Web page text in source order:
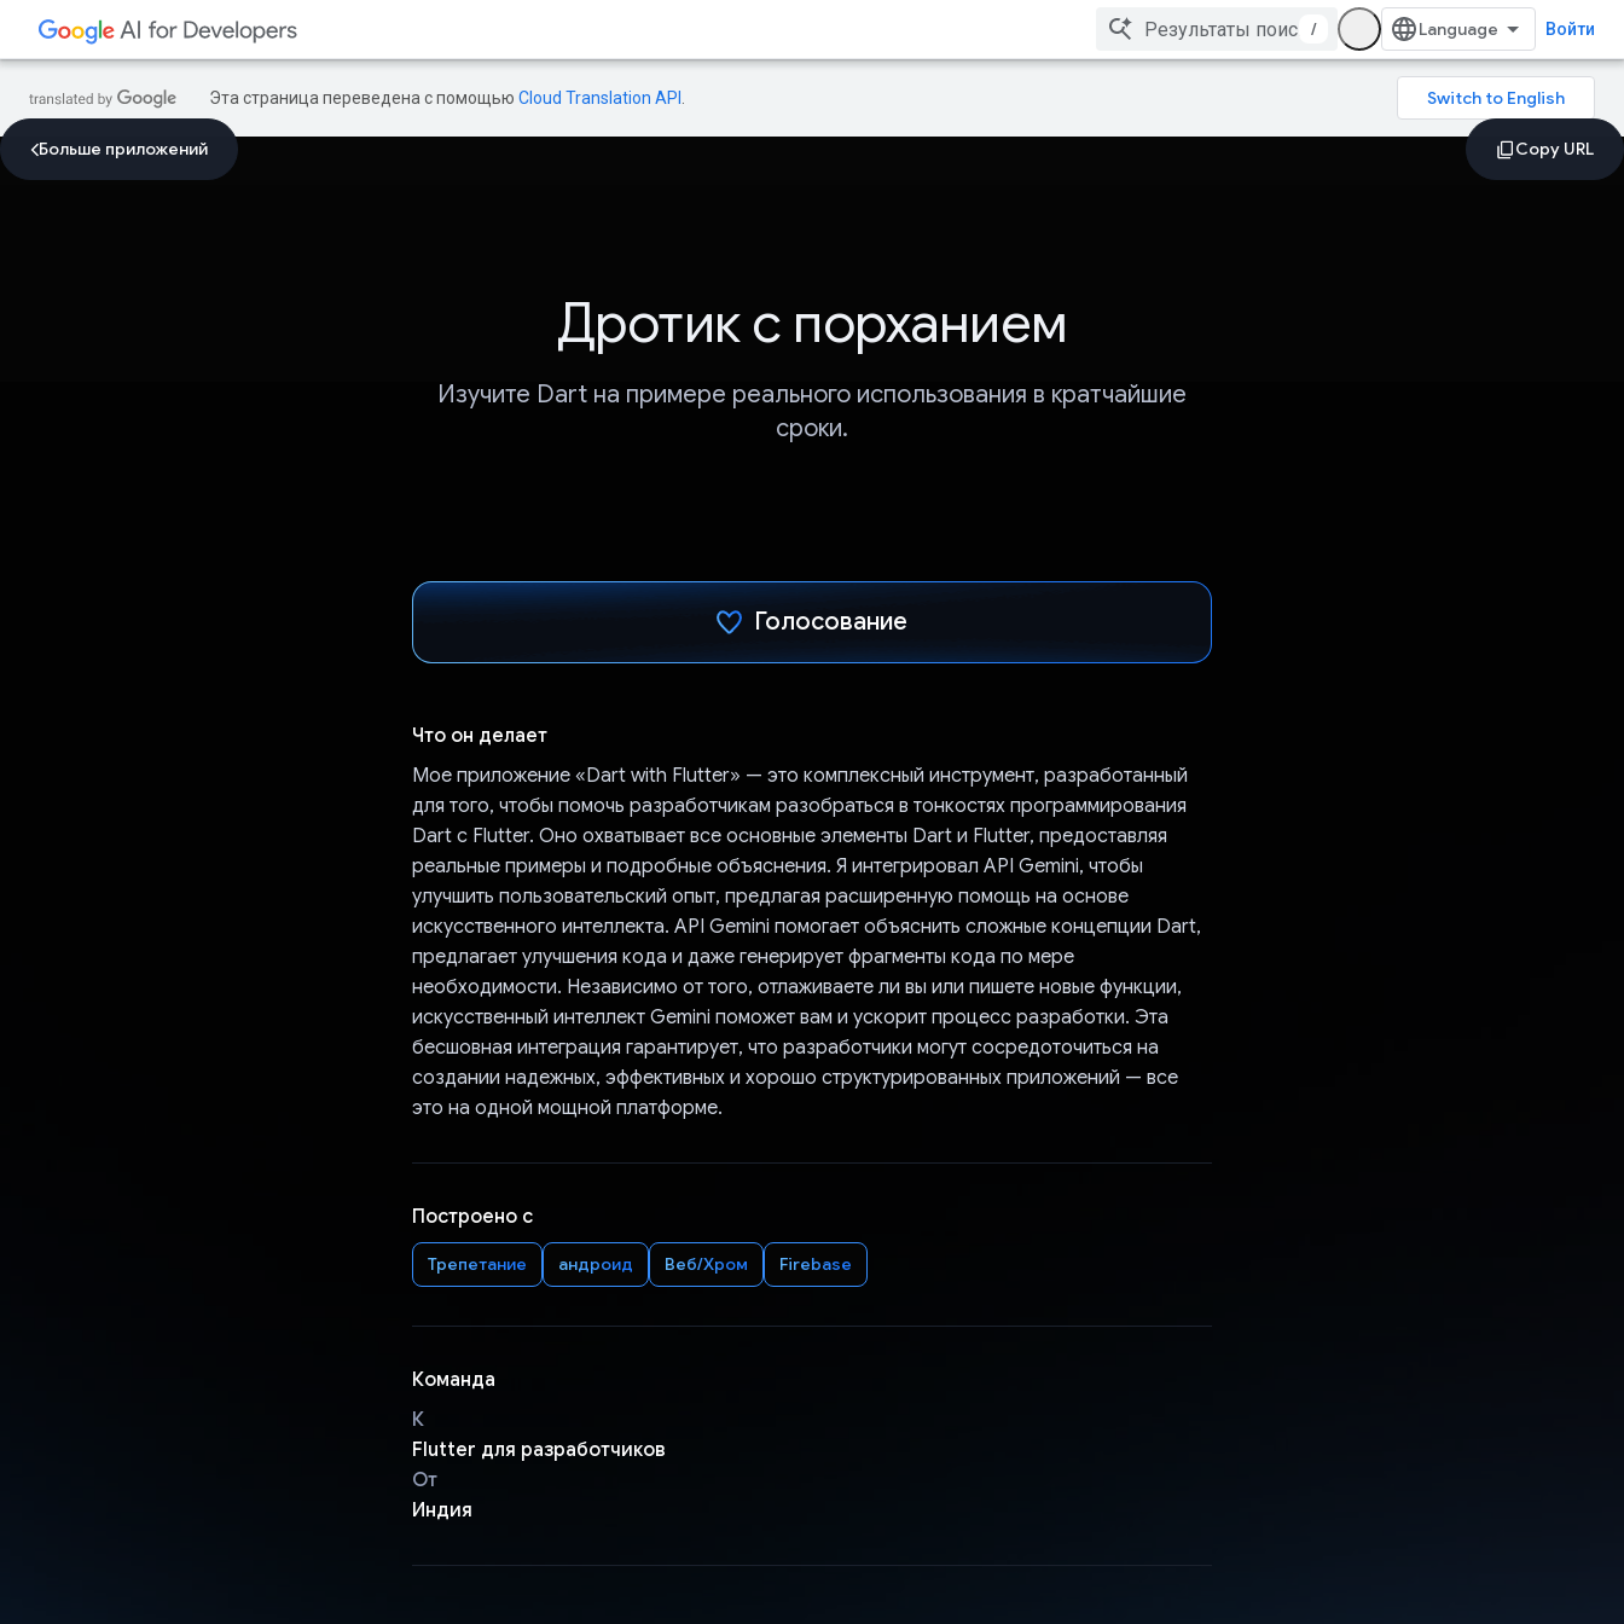
/ Войти
Эта страница переведена с помощью Cloud Translation API
Больше приложений
Дротик с порханием
Изучите Dart на примере реального использования в кратчайшие
сроки.
Голосование
Что он делает
Мое приложение «Dart with Flutter» — это комплексный инструмент, разработанный
для того, чтобы помочь разработчикам разобраться в тонкостях программирования
Dart с Flutter. Оно охватывает все основные элементы Dart и Flutter, предоставляя
реальные примеры и подробные объяснения. Я интегрировал API Gemini, чтобы
улучшить пользовательский опыт, предлагая расширенную помощь на основе
искусственного интеллекта. API Gemini помогает объяснить сложные концепции Dart,
предлагает улучшения кода и даже генерирует фрагменты кода по мере
необходимости. Независимо от того, отлаживаете ли вы или пишете новые функции,
искусственный интеллект Gemini поможет вам и ускорит процесс разработки. Эта
бесшовная интеграция гарантирует, что разработчики могут сосредоточиться на
создании надежных, эффективных и хорошо структурированных приложений — все
это на одной мощной платформе.
Построено с
Трепетание андроид Веб/Хром Firebase
Команда
К
Flutter для разработчиков
От
Индия